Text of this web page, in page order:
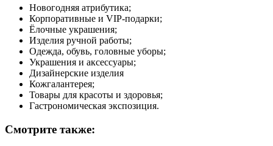
Новогодняя атрибутика;
Корпоративные и VIP-подарки;
Ёлочные украшения;
Изделия ручной работы;
Одежда, обувь, головные уборы;
Украшения и аксессуары;
Дизайнерские изделия
Кожгалантерея;
Товары для красоты и здоровья;
Гастрономическая экспозиция.
Смотрите также: